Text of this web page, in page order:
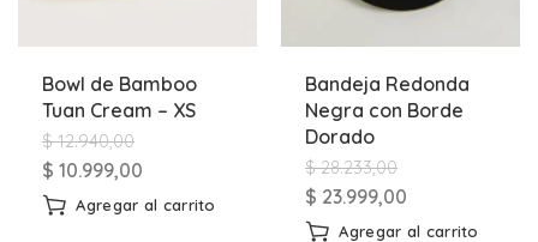
Bowl de Bamboo
Tuan Cream – XS
$12.940,00
$ 10.999,00
Agregar al carrito
Bandeja Redonda
Negra con Borde
Dorado
$28.233,00
$ 23.999,00
Agregar al carrito